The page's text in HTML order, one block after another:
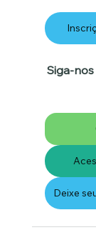
Siga-